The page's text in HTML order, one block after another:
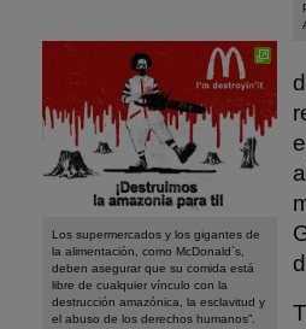
Los supermercados y los gigantes de
la alimentación, como McDonald`s,
deben asegurar que su comida está
libre de cualquier vínculo con la
destrucción amazónica, la esclavitud y
el abuso de los derechos humanos”.